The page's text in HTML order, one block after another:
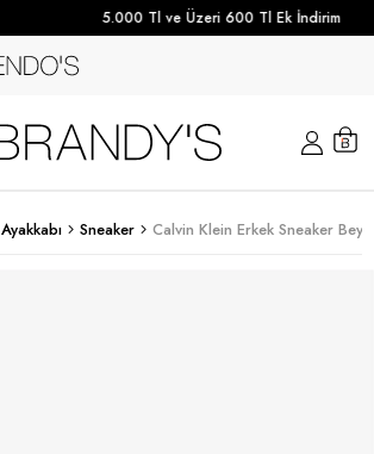
5.000 Tl ve Üzeri 600 Tl Ek İndirim
Ayakkabı Sneaker Calvin Klein Erkek Sneaker